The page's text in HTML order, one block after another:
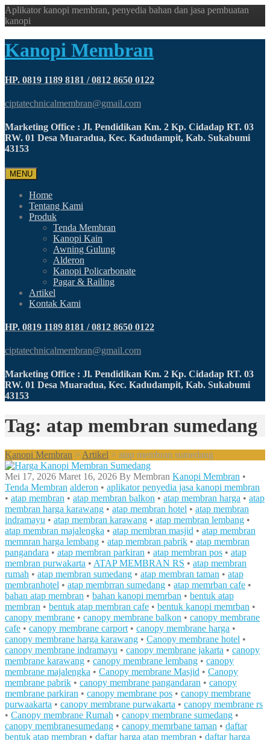
Aplikator kanopi membran, penyedia bahan dan jasa pembuatan
kanopi
Kanopi Membran
HP. 0819 1189 8181 / 0812 8650 0122
ciptatechnicalmembran@gmail.com
Marketing Office : Jl. Pendidikan Km. 2 Kp. Cidadap RT. 03
RW. 01 Desa Muaradua, Kec. Kadudampit, Kab. Sukabumi
43153
MENU
Home
Tentang Kami
Produk
Tenda Membran
Kanopi Kain
Awning Gulung
Alderon
Kanopi Policarbonate
Pagar & Railing
Artikel
Kontak Kami
HP. 0819 1189 8181 / 0812 8650 0122
ciptatechnicalmembran@gmail.com
Marketing Office : Jl. Pendidikan Km. 2 Kp. Cidadap RT. 03
RW. 01 Desa Muaradua, Kec. Kadudampit, Kab. Sukabumi
43153
Tag: atap membran sumedang
Kanopi Membran > Artikel > atap membran sumedang
Mei 17, 2026 Maret 16, 2026 By Membran Kanopi Membran •
Tenda Membran alderon • aplikator penyedia jasa kanopi membran
• atap membran • atap membran balkon • atap membran harga • atap
membran harga karawang • atap membran hotel • atap membran
indramayu • atap membran karawang • atap membran lembang •
atap membran majalengka • atap membran masjid • atap membran
memnran harga lembang • atap membran pabrik • atap membran
pangandara • atap membran parkiran • atap membran pos • atap
membran purwakarta • ATAP MEMBRAN RS • atap membran
rumah • atap membran sumedang • atap membran taman • atap
membranhotel • atap membrran sumedang • atap memrban cafe •
bahan atap membran • bahan kanopi memrban • bentuk atap
membran • bentuk atap membran cafe • bentuk kanopi memrban •
canopy membrane • canopy membrane balkon • canopy membrane
cafe • canopy membrane carport • canopy membrane harga •
canopy membrane harga karawang • Canopy membrane hotel •
canopy membrane indramayu • canopy membrane jakarta • canopy
membrane karawang • canopy membrane lembang • canopy
membrane majalengka • Canopy membrane Masjid • Canopy
membrane pabrik • canopy membrane pangandaran • canopy
membrane parkiran • canopy membrane pos • canopy membrane
purwaakarta • canopy membrane purwakarta • canopy membrane rs
• Canopy membrane Rumah • canopy membrane sumedang •
canopy membranesumedang • canopy memrbane taman • daftar
bentuk atap membran • daftar harga atap membran • daftar harga